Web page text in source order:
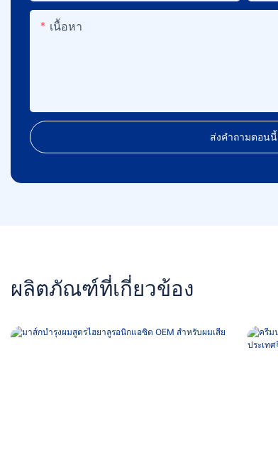
เนื้อหา
ส่งคำถามตอนนี้
ผลิตภัณฑ์ที่เกี่ยวข้อง